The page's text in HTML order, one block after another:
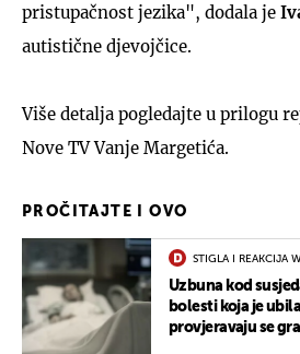
pristupačnost jezika", dodala je
autistične djevojčice.
Više detalja pogledajte u prilogu
Nove TV Vanje Margetića.
PROČITAJTE I OVO
STIGLA I REAKCIJA
Uzbuna kod
bolesti koja je
provjeravaju se